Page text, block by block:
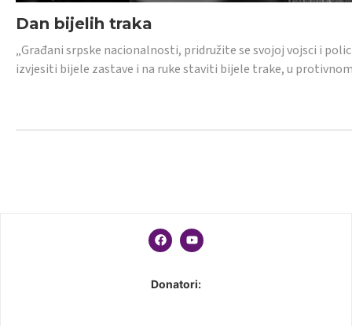
Dan bijelih traka
„Građani srpske nacionalnosti, pridružite se svojoj vojsci i
izvjesiti bijele zastave i na ruke staviti bijele trake, u
Donatori: